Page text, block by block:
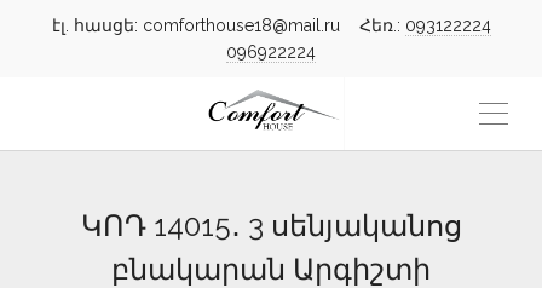
էլ. հասցե: comforthouse18@mail.ru Հեռ.: 093122224
096922224
ԿՈԴ 14015․ 3 սենյականոց
բնակարան Արգիշտի